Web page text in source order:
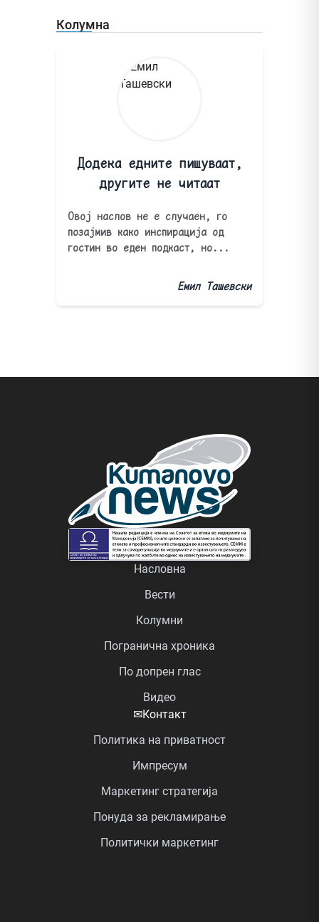
Колумна
Додека едните пишуваат,
другите не читаат
Овој наслов не е случаен, го
позајмив како инспирација од
гостин во еден подкаст, но...
Емил Ташевски
Насловна
Вести
Колумни
Погранична хроника
По допрен глас
Видео
✉Контакт
Политика на приватност
Импресум
Маркетинг стратегија
Понуда за рекламирање
Политички маркетинг